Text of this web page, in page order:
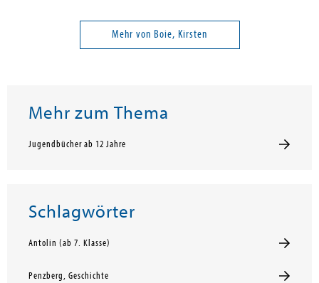
Mehr von Boie, Kirsten
Mehr zum Thema
Jugendbücher ab 12 Jahre
Schlagwörter
Antolin (ab 7. Klasse)
Penzberg, Geschichte